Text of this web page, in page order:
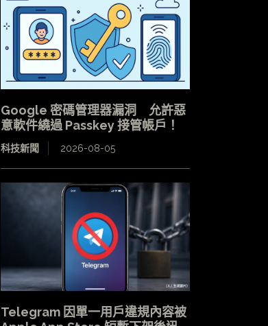
Google 密碼管理器漏洞 允許惡
意軟件繞過 Passkey 接管帳戶！
科技新聞 2026-08-05
Telegram 因單一用戶違規內容被